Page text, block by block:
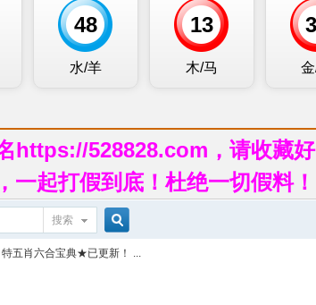
https://528828.com，请收藏好
一起打假到底！杜绝一切假料！
搜索
搜
五肖六合宝典★已更新！ ...